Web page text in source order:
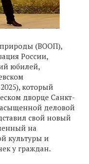
природы (ВООП),
России,
юбилей,
который
дворце Санкт-
деловой
свой новый
на
культуры и
у граждан.